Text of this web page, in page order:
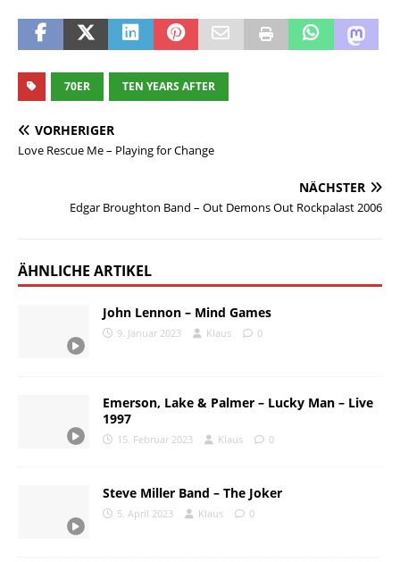
70ER TEN YEARS AFTER
VORHERIGER
Love Rescue Me – Playing for Change
NÄCHSTER
Edgar Broughton Band – Out Demons Out Rockpalast 2006
ÄHNLICHE ARTIKEL
John Lennon – Mind Games
9. Januar 2023 Klaus 0
Emerson, Lake & Palmer – Lucky Man – Live
1997
15. Februar 2023 Klaus 0
Steve Miller Band – The Joker
5. April 2023 Klaus 0